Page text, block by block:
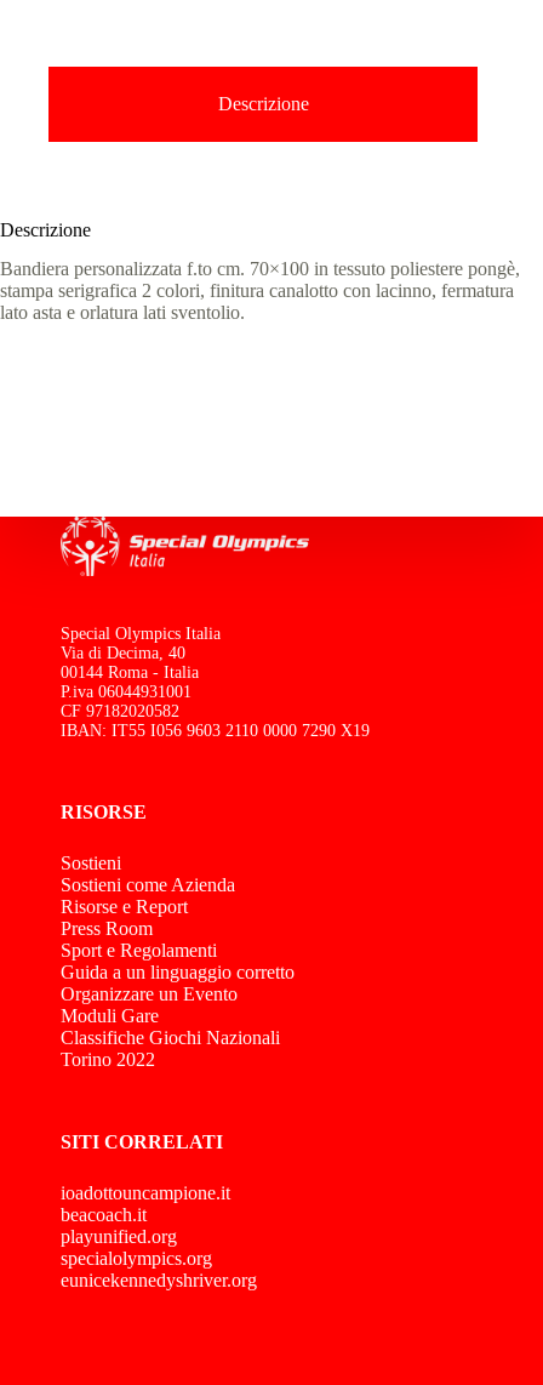
Descrizione
Descrizione
Bandiera personalizzata f.to cm. 70×100 in tessuto poliestere pongè,
stampa serigrafica 2 colori, finitura canalotto con lacinno, fermatura
lato asta e orlatura lati sventolio.
Special Olympics Italia
Via di Decima, 40
00144 Roma - Italia
P.iva 06044931001
CF 97182020582
IBAN: IT55 I056 9603 2110 0000 7290 X19
RISORSE
Sostieni
Sostieni come Azienda
Risorse e Report
Press Room
Sport e Regolamenti
Guida a un linguaggio corretto
Organizzare un Evento
Moduli Gare
Classifiche Giochi Nazionali
Torino 2022
SITI CORRELATI
ioadottouncampione.it
beacoach.it
playunified.org
specialolympics.org
eunicekennedyshriver.org